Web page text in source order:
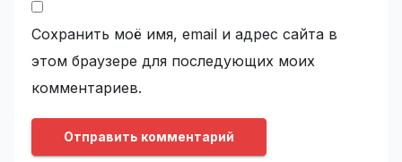
Сохранить моё имя, email и адрес сайта в
этом браузере для последующих моих
комментариев.